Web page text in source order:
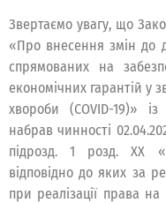
Звертаємо увагу, що
«Про внесення змін до
спрямованих на
економічних гарантій у
хвороби (COVID-19)»
набрав чинності
підрозд. 1 розд. XX
відповідно до яких за
при реалізації права